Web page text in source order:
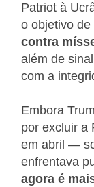
Patriot à
o objetivo de
contra
além de
com a
Embora
por excluir a
em abril —
enfrentava
agora é